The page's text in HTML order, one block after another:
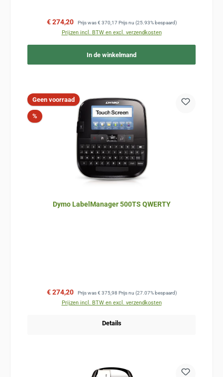
Verkoopprijs:
€ 274,20 Prijs was Normale prijs:
€ 370,17 Prijs nu (25.93% bespaard)
Prijzen incl. BTW en excl. verzendkosten
In de winkelmand
Geen voorraad
%Korting
Dymo LabelManager 500TS QWERTY
Verkoopprijs:
€ 274,20 Prijs was Normale prijs:
€ 375,98 Prijs nu (27.07% bespaard)
Prijzen incl. BTW en excl. verzendkosten
Details